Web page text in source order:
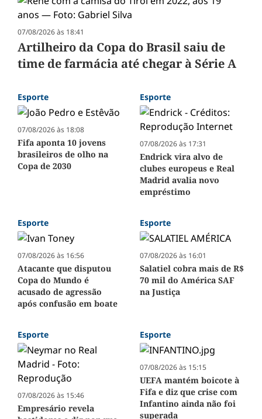
07/08/2026 às 18:41
Artilheiro da Copa do Brasil saiu de
time de farmácia até chegar à Série A
Esporte
07/08/2026 às 18:08
Fifa aponta 10 jovens
brasileiros de olho na
Copa de 2030
Esporte
07/08/2026 às 17:31
Endrick vira alvo de
clubes europeus e Real
Madrid avalia novo
empréstimo
Esporte
07/08/2026 às 16:56
Atacante que disputou
Copa do Mundo é
acusado de agressão
após confusão em boate
Esporte
07/08/2026 às 16:01
Salatiel cobra mais de R$
70 mil do América SAF
na Justiça
Esporte
07/08/2026 às 15:46
Empresário revela
Esporte
07/08/2026 às 15:15
UEFA mantém boicote à
Fifa e diz que crise com
Infantino ainda não foi
superada